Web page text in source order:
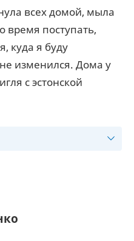
всех домой, мыла
время поступать,
куда я буду
изменился. Дома у
с эстонской